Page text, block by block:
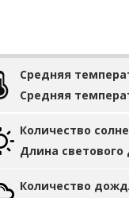
Средняя
Средняя
Количество
Длина светового
Количество